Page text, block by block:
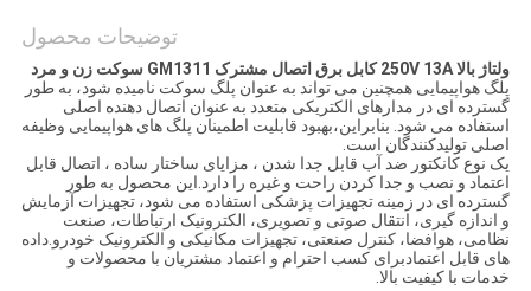
توضیحات محصول
ولتاژ بالا 250V 13A کابل برق اتصال مشترک GM1311 سوکت زن و مرد
پلگ هواپیمایی همچنین می تواند به عنوان پلگ سوکت نامیده شود، به طور
گسترده ای در مدارهای الکتریکی متعدد به عنوان اتصال دهنده اصلی
استفاده می شود. بنابراین،بهبود قابلیت اطمینان پلگ های هواپیمایی وظیفه
اصلی تولیدکنندگان است.
یک نوع کانکتور ضد آب قابل جدا شدن ، مزایای ساختار ساده ، اتصال قابل
اعتماد و نصب و جدا کردن راحت و غیره را دارد.این محصول به طور
گسترده ای در زمینه تجهیزات پزشکی استفاده می شود، تجهیزات آزمایش
و اندازه گیری، انتقال صوتی و تصویری، الکترونیک ارتباطات، صنعت
نظامی، هوافضا، کنترل صنعتی، تجهیزات مکانیکی و الکترونیک خودرو.داده
های قابل اعتمادبرای کسب احترام و اعتماد مشتریان با محصولات و
خدمات با کیفیت بالا.